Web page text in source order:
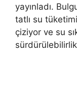
yayınladı.
tatlı su
çiziyor ve su